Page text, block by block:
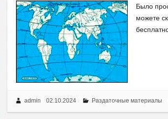
Было
можете
admin 02.10.2024 Раздаточные материалы